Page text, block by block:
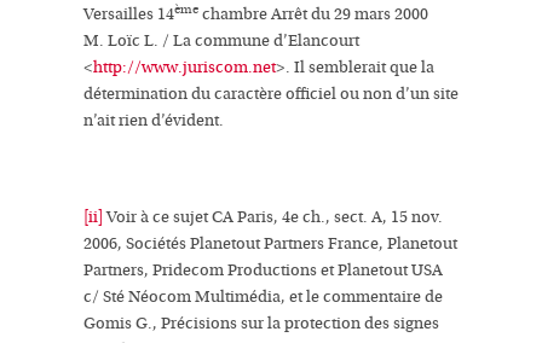
Versailles 14ème chambre Arrêt du 29 mars 2000
M. Loïc L. / La commune d’Elancourt
<http://www.juriscom.net>. Il semblerait que la
détermination du caractère officiel ou non d’un site
n’ait rien d’évident.
[ii] Voir à ce sujet CA Paris, 4e ch., sect. A, 15 nov.
2006, Sociétés Planetout Partners France, Planetout
Partners, Pridecom Productions et Planetout USA
c/ Sté Néocom Multimédia, et le commentaire de
Gomis G., Précisions sur la protection des signes